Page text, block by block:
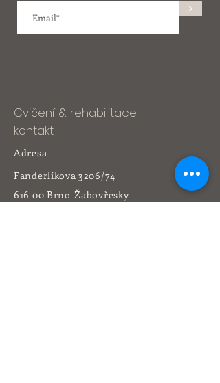
>
Cvičení & rehabilitace
kontakt
Adresa
Fanderlíkova 3206/74
616 00 Brno-Žabovřesky